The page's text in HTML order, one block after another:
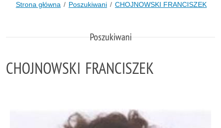
Strona główna Poszukiwani CHOJNOWSKI FRANCISZEK
Poszukiwani
CHOJNOWSKI FRANCISZEK